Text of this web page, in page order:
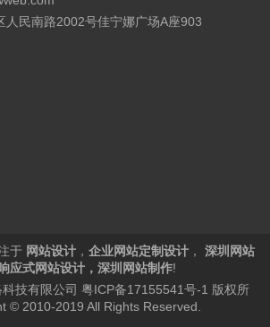
人民南路2002号佳宁娜广场A座903
于 网站设计 ， 企业网站定制设计 ，
深圳网站
响应式网站设计 ， 深圳网站制作!
技有限公司 粤ICP备17155541号-1 版权所
© 2010-2019 All Rights Reserved.